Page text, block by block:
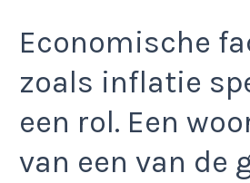
Economische
zoals inflatie
een rol. Een
van een van de